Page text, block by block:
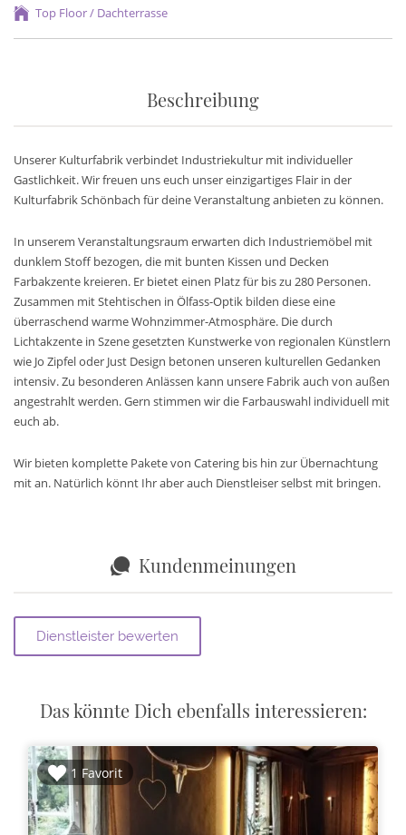
Top Floor / Dachterrasse
Beschreibung
Unserer Kulturfabrik verbindet Industriekultur mit individueller
Gastlichkeit. Wir freuen uns euch unser einzigartiges Flair in der
Kulturfabrik Schönbach für deine Veranstaltung anbieten zu können.
In unserem Veranstaltungsraum erwarten dich Industriemöbel mit
dunklem Stoff bezogen, die mit bunten Kissen und Decken
Farbakzente kreieren. Er bietet einen Platz für bis zu 280 Personen.
Zusammen mit Stehtischen in Ölfass-Optik bilden diese eine
überraschend warme Wohnzimmer-Atmosphäre. Die durch
Lichtakzente in Szene gesetzten Kunstwerke von regionalen Künstlern
wie Jo Zipfel oder Just Design betonen unseren kulturellen Gedanken
intensiv. Zu besonderen Anlässen kann unsere Fabrik auch von außen
angestrahlt werden. Gern stimmen wir die Farbauswahl individuell mit
euch ab.
Wir bieten komplette Pakete von Catering bis hin zur Übernachtung
mit an. Natürlich könnt Ihr aber auch Dienstleiser selbst mit bringen.
Kundenmeinungen
Das könnte Dich ebenfalls interessieren:
1 Favorit